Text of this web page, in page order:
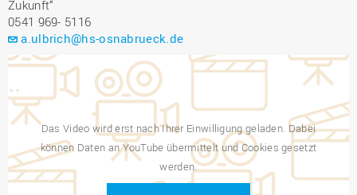
Zukunft“
0541 969- 5116
a.ulbrich@hs-osnabrueck.de
Das Video wird erst nach Ihrer Einwilligung geladen. Dabei
können Daten an YouTube übermittelt und Cookies gesetzt
werden.